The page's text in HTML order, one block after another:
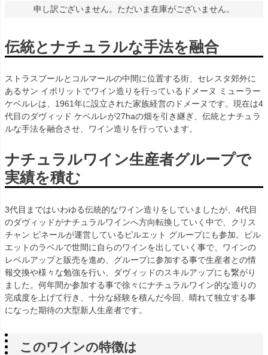
申し訳ございません。ただいま在庫がございません。
伝統とナチュラルな手法を融合
ストラスブールとコルマールの中間に位置する街、セレスタ郊外に
あるサン イポリットでワイン造りを行っているドメーヌ ミューラー
ケベルレは、1961年に設立された家族経営のドメーヌです。現在は4
代目のダヴィッド ケベルレが27haの畑を引き継ぎ、伝統とナチュラ
ルな手法を融合させ、ワイン造りを行っています。
ナチュラルワイン生産者グループで
実績を積む
3代目まではいわゆる伝統的なワイン造りをしていましたが、4代目
のダヴィッドがナチュラルワインへ方向転換していく中で、クリス
チャン ビネールが運営しているピルエット グループにも参加。ピル
エットのラベルで世間に自らのワインを出していく事で、ワインの
レベルアップと販売を進め、グループに参加する事で生産者との情
報交換や様々な勉強を行い、ダヴィッドのスキルアップにも繋がり
ました。何年間か参加する事で徐々にナチュラルワイン的な造りの
完成度を上げて行き、十分な経験を積んだ今回、晴れて独立する事
になった期待の大型新人生産者です。
このワインの特徴は